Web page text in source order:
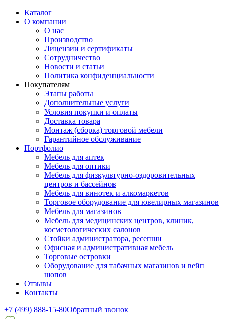
Каталог
О компании
О нас
Производство
Лицензии и сертификаты
Сотрудничество
Новости и статьи
Политика конфиденциальности
Покупателям
Этапы работы
Дополнительные услуги
Условия покупки и оплаты
Доставка товара
Монтаж (сборка) торговой мебели
Гарантийное обслуживание
Портфолио
Мебель для аптек
Мебель для оптики
Мебель для физкультурно-оздоровительных
центров и бассейнов
Мебель для винотек и алкомаркетов
Торговое оборудование для ювелирных магазинов
Мебель для магазинов
Мебель для медицинских центров, клиник,
косметологических салонов
Стойки администратора, ресепшн
Офисная и административная мебель
Торговые островки
Оборудование для табачных магазинов и вейп
шопов
Отзывы
Контакты
+7 (499) 888-15-80Обратный звонок